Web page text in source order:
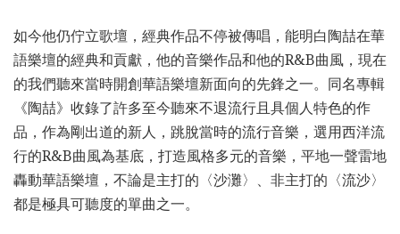
如今他仍佇立歌壇，經典作品不停被傳唱，能明白陶喆在華
語樂壇的經典和貢獻，他的音樂作品和他的R&B曲風，現在
的我們聽來當時開創華語樂壇新面向的先鋒之一。同名專輯
《陶喆》收錄了許多至今聽來不退流行且具個人特色的作
品，作為剛出道的新人，跳脫當時的流行音樂，選用西洋流
行的R&B曲風為基底，打造風格多元的音樂，平地一聲雷地
轟動華語樂壇，不論是主打的〈沙灘〉、非主打的〈流沙〉
都是極具可聽度的單曲之一。